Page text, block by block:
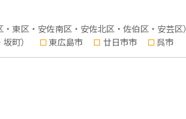
東区・安佐南区・安佐北区・佐伯区・安芸区）
町）
東広島市 廿日市市 呉市